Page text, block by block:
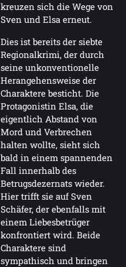
kreuzen sich die Wege von
Sven und Elsa erneut.
Dies ist bereits der siebte
Regionalkrimi, der durch
seine unkonventionelle
Herangehensweise der
Charaktere besticht. Die
Protagonistin Elsa, die
eigentlich Abstand von
Mord und Verbrechen
halten wollte, sieht sich
bald in einem spannenden
Fall innerhalb des
Betrugsdezernats wieder.
Hier trifft sie auf Sven
Schäfer, der ebenfalls mit
einem Liebesbetrüger
konfrontiert wird. Beide
Charaktere sind
sympathisch und bringen